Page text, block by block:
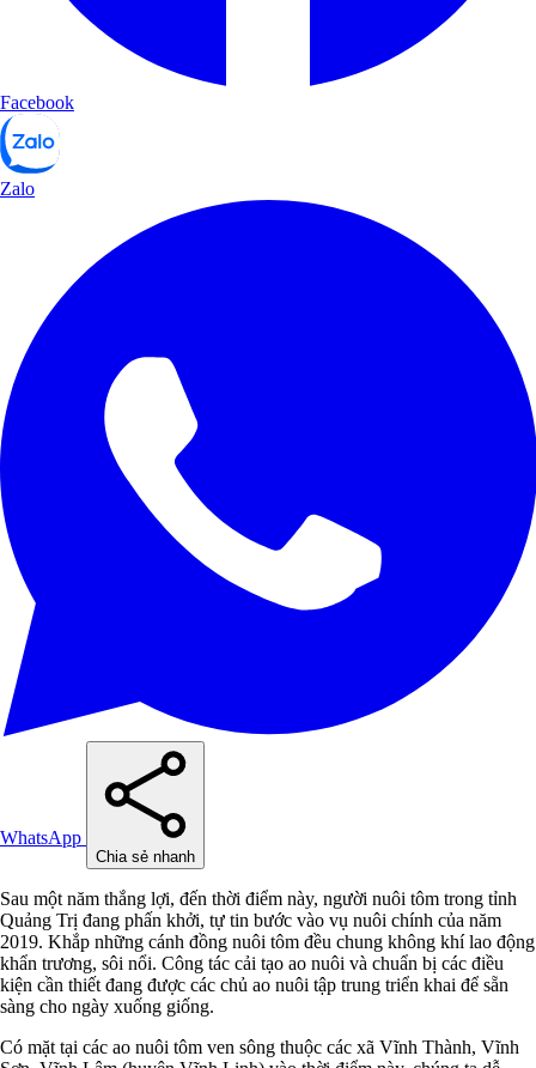
Facebook
Zalo
WhatsApp
Chia sẻ nhanh
Sau một năm thắng lợi, đến thời điểm này, người nuôi tôm trong tỉnh
Quảng Trị đang phấn khởi, tự tin bước vào vụ nuôi chính của năm
2019. Khắp những cánh đồng nuôi tôm đều chung không khí lao động
khẩn trương, sôi nổi. Công tác cải tạo ao nuôi và chuẩn bị các điều
kiện cần thiết đang được các chủ ao nuôi tập trung triển khai để sẵn
sàng cho ngày xuống giống.
Có mặt tại các ao nuôi tôm ven sông thuộc các xã Vĩnh Thành, Vĩnh